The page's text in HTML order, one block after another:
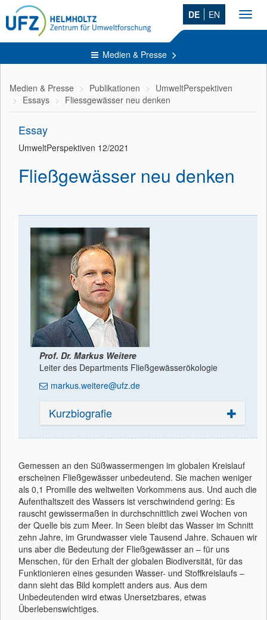
DE EN
Medien & Presse
Medien & Presse Publikationen
UmweltPerspektiven
Essays
Fliessgewässer neu denken
Essay
UmweltPerspektiven 12/2021
Fließgewässer neu denken
Prof. Dr. Markus Weitere
Leiter des Departments Fließgewässerökologie
markus.weitere@ufz.de
Kurzbiografie
Gemessen an den Süßwassermengen im globalen Kreislauf
erscheinen Fließgewässer unbedeutend. Sie machen weniger
als 0,1 Promille des weltweiten Vorkommens aus. Und auch die
Aufenthaltszeit des Wassers ist verschwindend gering: Es
rauscht gewissermaßen in durchschnittlich zwei Wochen von
der Quelle bis zum Meer. In Seen bleibt das Wasser im Schnitt
zehn Jahre, im Grundwasser viele Tausend Jahre. Schauen wir
uns aber die Bedeutung der Fließgewässer an – für uns
Menschen, für den Erhalt der globalen Biodiversität, für das
Funktionieren eines gesunden Wasser- und Stoffkreislaufs –
dann sieht das Bild komplett anders aus. Aus dem
Unbedeutenden wird etwas Unersetzbares, etwas
Überlebenswichtiges.